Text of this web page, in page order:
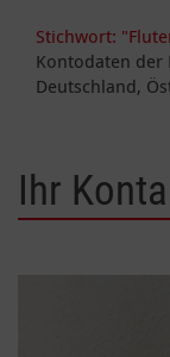
Stichwort:
Kontodaten der
Deutschland,
Ihr